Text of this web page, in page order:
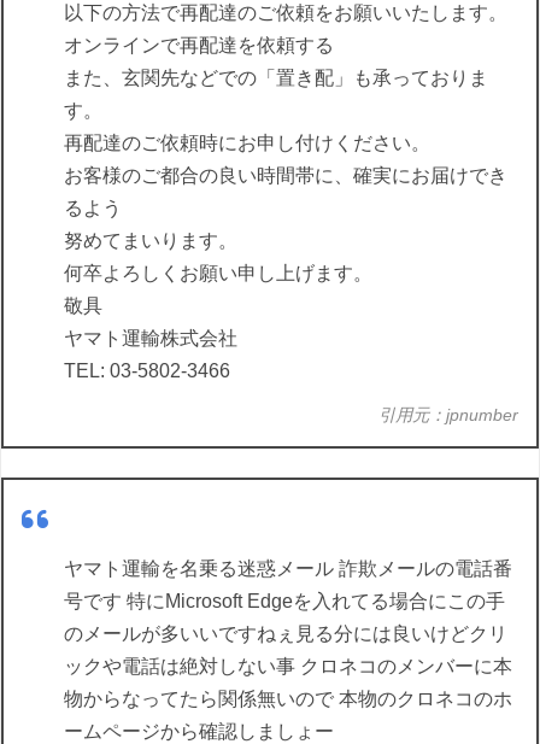
以下の方法で再配達のご依頼をお願いいたします。
オンラインで再配達を依頼する
また、玄関先などでの「置き配」も承っておりま
す。
再配達のご依頼時にお申し付けください。
お客様のご都合の良い時間帯に、確実にお届けでき
るよう
努めてまいります。
何卒よろしくお願い申し上げます。
敬具
ヤマト運輸株式会社
TEL: 03-5802-3466
引用元：jpnumber
ヤマト運輸を名乗る迷惑メール 詐欺メールの電話番
号です 特にMicrosoft Edgeを入れてる場合にこの手
のメールが多いいですねぇ見る分には良いけどクリ
ックや電話は絶対しない事 クロネコのメンバーに本
物からなってたら関係無いので 本物のクロネコのホ
ームページから確認しましょー